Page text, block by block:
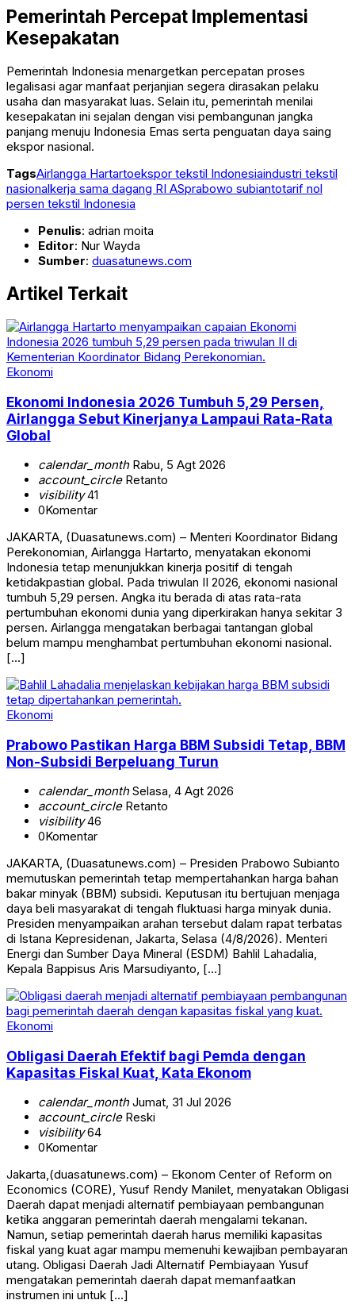
Pemerintah Percepat Implementasi
Kesepakatan
Pemerintah Indonesia menargetkan percepatan proses
legalisasi agar manfaat perjanjian segera dirasakan pelaku
usaha dan masyarakat luas. Selain itu, pemerintah menilai
kesepakatan ini sejalan dengan visi pembangunan jangka
panjang menuju Indonesia Emas serta penguatan daya saing
ekspor nasional.
TagsAirlangga Hartartoekspor tekstil Indonesiaindustri tekstil
nasionalkerja sama dagang RI ASprabowo subiantotarif nol
persen tekstil Indonesia
Penulis: adrian moita
Editor: Nur Wayda
Sumber: duasatunews.com
Artikel Terkait
Ekonomi
Ekonomi Indonesia 2026 Tumbuh 5,29 Persen,
Airlangga Sebut Kinerjanya Lampaui Rata-Rata
Global
calendar_monthRabu, 5 Agt 2026
account_circleRetanto
visibility41
0Komentar
JAKARTA, (Duasatunews.com) – Menteri Koordinator Bidang
Perekonomian, Airlangga Hartarto, menyatakan ekonomi
Indonesia tetap menunjukkan kinerja positif di tengah
ketidakpastian global. Pada triwulan II 2026, ekonomi nasional
tumbuh 5,29 persen. Angka itu berada di atas rata-rata
pertumbuhan ekonomi dunia yang diperkirakan hanya sekitar 3
persen. Airlangga mengatakan berbagai tantangan global
belum mampu menghambat pertumbuhan ekonomi nasional.
[…]
Ekonomi
Prabowo Pastikan Harga BBM Subsidi Tetap, BBM
Non-Subsidi Berpeluang Turun
calendar_monthSelasa, 4 Agt 2026
account_circleRetanto
visibility46
0Komentar
JAKARTA, (Duasatunews.com) – Presiden Prabowo Subianto
memutuskan pemerintah tetap mempertahankan harga bahan
bakar minyak (BBM) subsidi. Keputusan itu bertujuan menjaga
daya beli masyarakat di tengah fluktuasi harga minyak dunia.
Presiden menyampaikan arahan tersebut dalam rapat terbatas
di Istana Kepresidenan, Jakarta, Selasa (4/8/2026). Menteri
Energi dan Sumber Daya Mineral (ESDM) Bahlil Lahadalia,
Kepala Bappisus Aris Marsudiyanto, […]
Ekonomi
Obligasi Daerah Efektif bagi Pemda dengan
Kapasitas Fiskal Kuat, Kata Ekonom
calendar_monthJumat, 31 Jul 2026
account_circleReski
visibility64
0Komentar
Jakarta,(duasatunews.com) – Ekonom Center of Reform on
Economics (CORE), Yusuf Rendy Manilet, menyatakan Obligasi
Daerah dapat menjadi alternatif pembiayaan pembangunan
ketika anggaran pemerintah daerah mengalami tekanan.
Namun, setiap pemerintah daerah harus memiliki kapasitas
fiskal yang kuat agar mampu memenuhi kewajiban pembayaran
utang. Obligasi Daerah Jadi Alternatif Pembiayaan Yusuf
mengatakan pemerintah daerah dapat memanfaatkan
instrumen ini untuk […]